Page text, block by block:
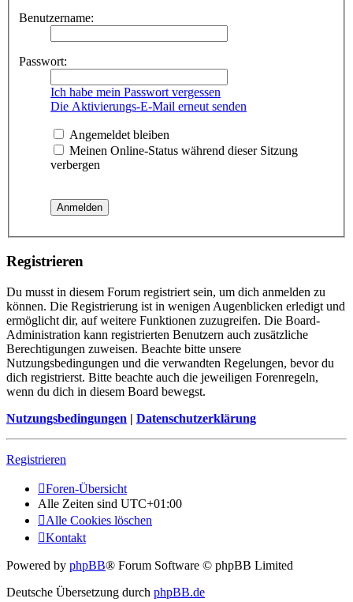
Benutzername:
Passwort:
Ich habe mein Passwort vergessen
Die Aktivierungs-E-Mail erneut senden
Angemeldet bleiben
Meinen Online-Status während dieser Sitzung
verbergen
Registrieren
Du musst in diesem Forum registriert sein, um dich anmelden zu
können. Die Registrierung ist in wenigen Augenblicken erledigt und
ermöglicht dir, auf weitere Funktionen zuzugreifen. Die Board-
Administration kann registrierten Benutzern auch zusätzliche
Berechtigungen zuweisen. Beachte bitte unsere
Nutzungsbedingungen und die verwandten Regelungen, bevor du
dich registrierst. Bitte beachte auch die jeweiligen Forenregeln,
wenn du dich in diesem Board bewegst.
Nutzungsbedingungen | Datenschutzerklärung
Registrieren
Foren-Übersicht
Alle Zeiten sind UTC+01:00
Alle Cookies löschen
Kontakt
Powered by phpBB® Forum Software © phpBB Limited
Deutsche Übersetzung durch phpBB.de